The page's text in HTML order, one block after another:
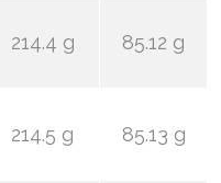
214.4 g 85.12 g
214.5 g 85.13 g